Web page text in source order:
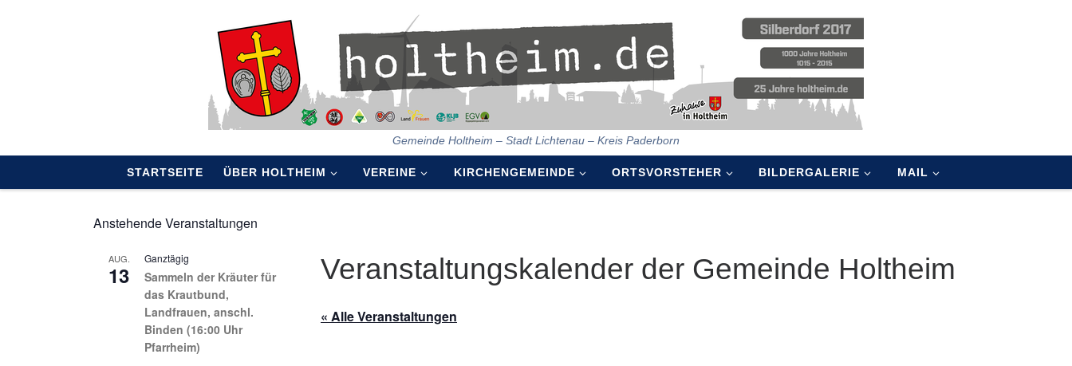
Gemeinde Holtheim – Stadt Lichtenau – Kreis Paderborn
STARTSEITE ÜBER HOLTHEIM VEREINE KIRCHENGEMEINDE ORTSVORSTEHER BILDERGALERIE MAIL
Veranstaltungskalender der Gemeinde Holtheim
« Alle Veranstaltungen
Anstehende Veranstaltungen
AUG.
13
Ganztägig
Sammeln der Kräuter für
das Krautbund,
Landfrauen, anschl.
Binden (16:00 Uhr
Pfarrheim)